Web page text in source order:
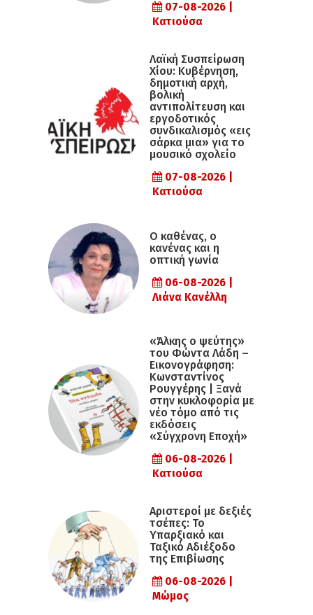
07-08-2026 |
Κατιούσα
Λαϊκή Συσπείρωση
Χίου: Κυβέρνηση,
δημοτική αρχή,
βολική
αντιπολίτευση και
εργοδοτικός
συνδικαλισμός «εις
σάρκα μια» για το
μουσικό σχολείο
07-08-2026 |
Κατιούσα
Ο καθένας, ο
κανένας και η
οπτική γωνία
06-08-2026 |
Λιάνα Κανέλλη
«Άλκης ο ψεύτης»
του Φώντα Λάδη –
Εικονογράφηση:
Κωνσταντίνος
Ρουγγέρης | Ξανά
στην κυκλοφορία με
νέο τόμο από τις
εκδόσεις
«Σύγχρονη Εποχή»
06-08-2026 |
Κατιούσα
Αριστεροί με δεξιές
τσέπες: Το
Υπαρξιακό και
Ταξικό Αδιέξοδο
της Επιβίωσης
06-08-2026 |
Μώμος